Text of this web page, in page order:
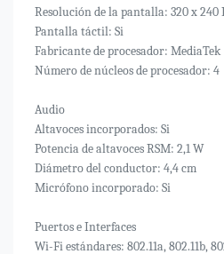
Resolución de la pantalla: 320 x 240
Pantalla táctil: Si
Fabricante de procesador: MediaTek
Número de núcleos de procesador: 4
Audio
Altavoces incorporados: Si
Potencia de altavoces RSM: 2,1 W
Diámetro del conductor: 4,4 cm
Micrófono incorporado: Si
Puertos e Interfaces
Wi-Fi estándares: 802.11a, 802.11b,